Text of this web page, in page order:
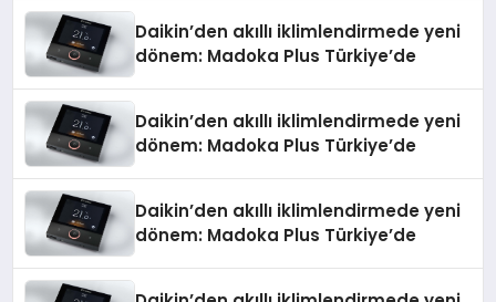
Daikin’den akıllı iklimlendirmede yeni
dönem: Madoka Plus Türkiye’de
Daikin’den akıllı iklimlendirmede yeni
dönem: Madoka Plus Türkiye’de
Daikin’den akıllı iklimlendirmede yeni
dönem: Madoka Plus Türkiye’de